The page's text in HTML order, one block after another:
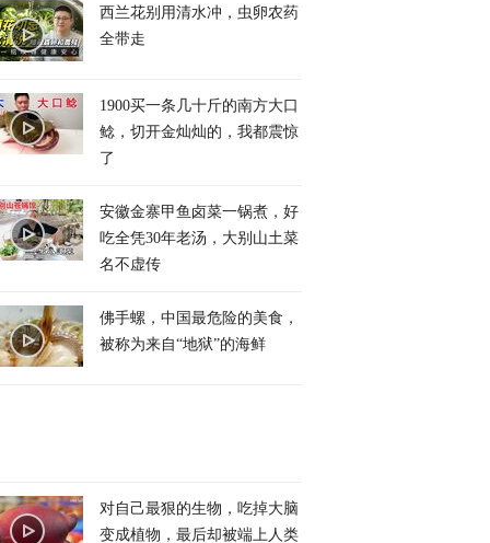
西兰花别用清水冲，虫卵农药
全带走
1900买一条几十斤的南方大口
鲶，切开金灿灿的，我都震惊
了
安徽金寨甲鱼卤菜一锅煮，好
吃全凭30年老汤，大别山土菜
名不虚传
佛手螺，中国最危险的美食，
被称为来自“地狱”的海鲜
对自己最狠的生物，吃掉大脑
变成植物，最后却被端上人类